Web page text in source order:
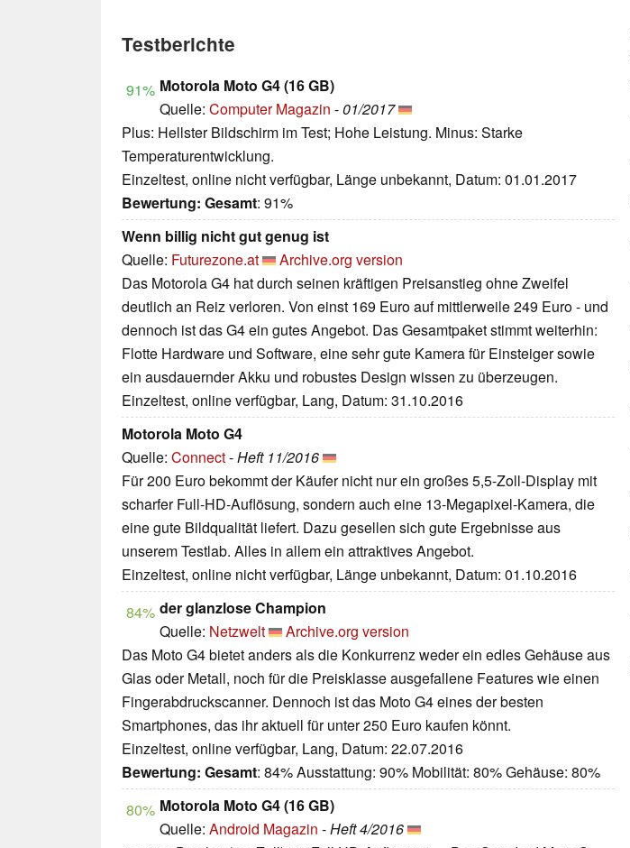
Testberichte
91% Motorola Moto G4 (16 GB)
Quelle: Computer Magazin -01/2017
Plus: Hellster Bildschirm im Test; Hohe Leistung. Minus: Starke
Temperaturentwicklung.
Einzeltest, online nicht verfügbar, Länge unbekannt, Datum: 01.01.2017
Bewertung: Gesamt: 91%
Wenn billig nicht gut genug ist
Quelle: Futurezone.at
Archive.org version
Das Motorola G4 hat durch seinen kräftigen Preisanstieg ohne Zweifel
deutlich an Reiz verloren. Von einst 169 Euro auf mittlerweile 249 Euro - und
dennoch ist das G4 ein gutes Angebot. Das Gesamtpaket stimmt weiterhin:
Flotte Hardware und Software, eine sehr gute Kamera für Einsteiger sowie
ein ausdauernder Akku und robustes Design wissen zu überzeugen.
Einzeltest, online verfügbar, Lang, Datum: 31.10.2016
Motorola Moto G4
Quelle: Connect-Heft 11/2016
Für 200 Euro bekommt der Käufer nicht nur ein großes 5,5-Zoll-Display mit
scharfer Full-HD-Auflösung, sondern auch eine 13-Megapixel-Kamera, die
eine gute Bildqualität liefert. Dazu gesellen sich gute Ergebnisse aus
unserem Testlab. Alles in allem ein attraktives Angebot.
Einzeltest, online nicht verfügbar, Länge unbekannt, Datum: 01.10.2016
84% der glanzlose Champion
Quelle: Netzwelt
Archive.org version
Das Moto G4 bietet anders als die Konkurrenz weder ein edles Gehäuse aus
Glas oder Metall, noch für die Preisklasse ausgefallene Features wie einen
Fingerabdruckscanner. Dennoch ist das Moto G4 eines der besten
Smartphones, das ihr aktuell für unter 250 Euro kaufen könnt.
Einzeltest, online verfügbar, Lang, Datum: 22.07.2016
Bewertung: Gesamt: 84% Ausstattung: 90% Mobilität: 80% Gehäuse: 80%
80% Motorola Moto G4 (16 GB)
Quelle: Android Magazin -Heft 4/2016